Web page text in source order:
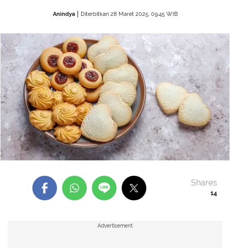
Anindya Diterbitkan 28 Maret 2025, 09:45 WIB
14
Shares
Advertisement